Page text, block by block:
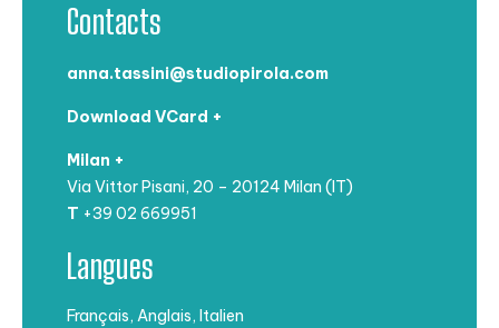
Contacts
anna.tassini@studiopirola.com
Download VCard +
Milan +
Via Vittor Pisani, 20 – 20124 Milan (IT)
T +39 02 669951
Langues
Français, Anglais, Italien